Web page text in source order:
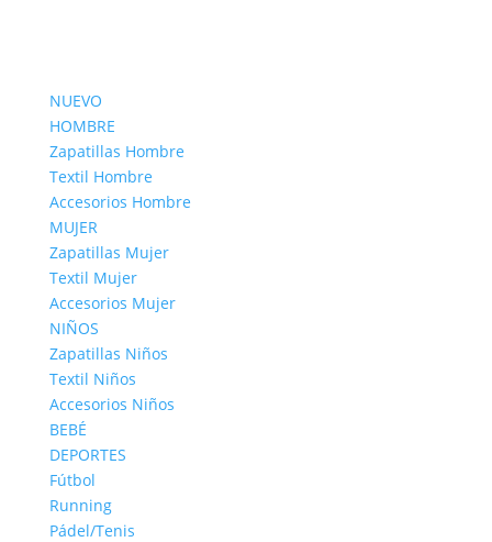
NUEVO
HOMBRE
Zapatillas Hombre
Textil Hombre
Accesorios Hombre
MUJER
Zapatillas Mujer
Textil Mujer
Accesorios Mujer
NIÑOS
Zapatillas Niños
Textil Niños
Accesorios Niños
BEBÉ
DEPORTES
Fútbol
Running
Pádel/Tenis